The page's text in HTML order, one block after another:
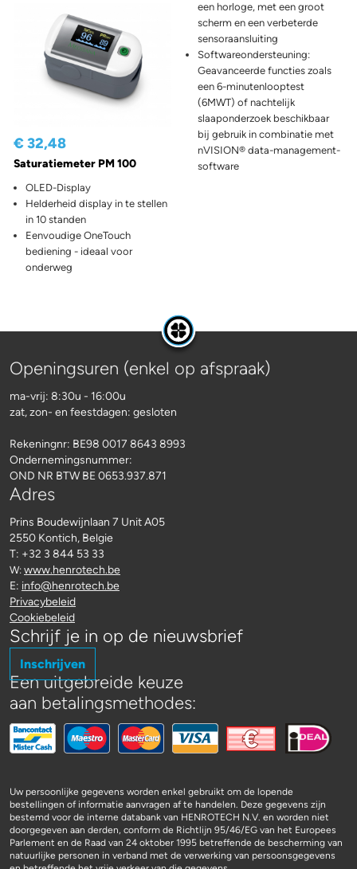
een horloge, met een groot
scherm en een verbeterde
sensoraansluiting
Softwareondersteuning:
Geavanceerde functies zoals
een 6-minutenlooptest
(6MWT) of nachtelijk
slaaponderzoek beschikbaar
bij gebruik in combinatie met
nVISION® data-management-
software
€ 32,48
Saturatiemeter PM 100
OLED-Display
Helderheid display in te stellen
in 10 standen
Eenvoudige OneTouch
bediening - ideaal voor
onderweg
Openingsuren (enkel op afspraak)
ma-vrij: 8:30u - 16:00u
zat, zon- en feestdagen: gesloten
Rekeningnr: BE98 0017 8643 8993
Ondernemingsnummer:
OND NR BTW BE 0653.937.871
Adres
Prins Boudewijnlaan 7 Unit A05
2550 Kontich, Belgie
T: +32 3 844 53 33
W: www.henrotech.be
E: info@henrotech.be
Privacybeleid
Cookiebeleid
Schrijf je in op de nieuwsbrief
Inschrijven
Een uitgebreide keuze
aan betalingsmethodes:
Uw persoonlijke gegevens worden enkel gebruikt om de lopende
bestellingen of informatie aanvragen af te handelen. Deze gegevens zijn
bestemd voor de interne databank van HENROTECH N.V. en worden niet
doorgegeven aan derden, conform de Richtlijn 95/46/EG van het Europees
Parlement en de Raad van 24 oktober 1995 betreffende de bescherming van
natuurlijke personen in verband met de verwerking van persoonsgegevens